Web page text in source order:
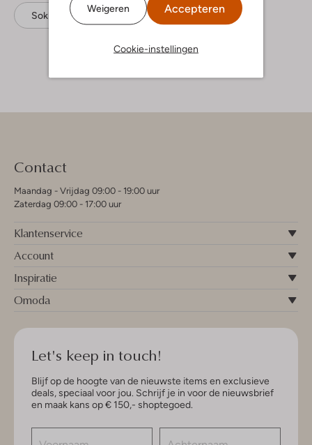
Weigeren Accepteren
Cookie-instellingen
Sokken Happy Socks Textiel
Contact
Maandag - Vrijdag 09:00 - 19:00 uur
Zaterdag 09:00 - 17:00 uur
Klantenservice
Account
Inspiratie
Omoda
Let's keep in touch!
Blijf op de hoogte van de nieuwste items en exclusieve
deals, speciaal voor jou. Schrijf je in voor de nieuwsbrief
en maak kans op € 150,- shoptegoed.